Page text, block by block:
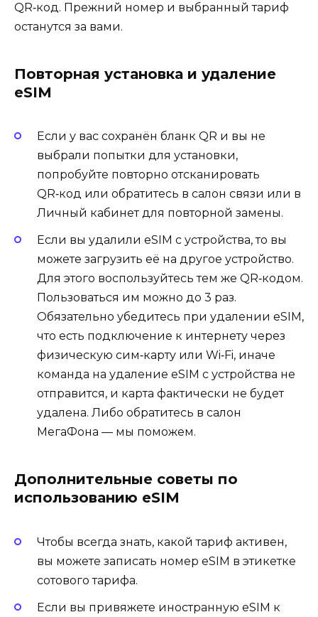
QR‑код. Прежний номер и выбранный тариф
останутся за вами.
Повторная установка и удаление
eSIM
Если у вас сохранён бланк QR и вы не
выбрали попытки для установки,
попробуйте повторно отсканировать
QR‑код или обратитесь в салон связи или в
Личный кабинет для повторной замены.
Если вы удалили eSIM c устройства, то вы
можете загрузить её на другое устройство.
Для этого воспользуйтесь тем же QR‑кодом.
Пользоваться им можно до 3 раз.
Обязательно убедитесь при удалении eSIM,
что есть подключение к интернету через
физическую сим‑карту или Wi‑Fi, иначе
команда на удаление eSIM с устройства не
отправится, и карта фактически не будет
удалена. Либо обратитесь в салон
МегаФона — мы поможем.
Дополнительные советы по
использованию eSIM
Чтобы всегда знать, какой тариф активен,
вы можете записать номер eSIM в этикетке
сотового тарифа.
Если вы привяжете иностранную eSIM к